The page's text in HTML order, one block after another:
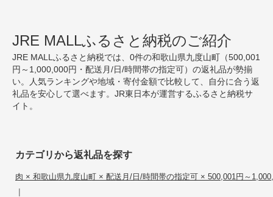
JRE MALLふるさと納税のご紹介
JRE MALLふるさと納税では、0件の和歌山県九度山町（500,001
円～1,000,000円・配送月/日/時間帯の指定可）の返礼品が勢揃
い。人気ランキングや地域・寄付金額で比較して、自分に合う返
礼品を安心して選べます。JR東日本が運営するふるさと納税サ
イト。
カテゴリから返礼品を探す
肉 × 和歌山県九度山町 × 配送月/日/時間帯の指定可 × 500,001円～
|